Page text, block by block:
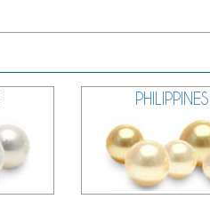
PHILIPPINES